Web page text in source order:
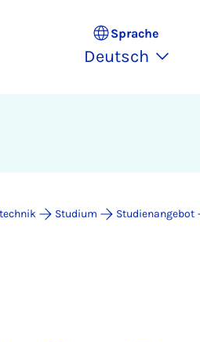
Sprache
Deutsch
Studium
Studienangebot